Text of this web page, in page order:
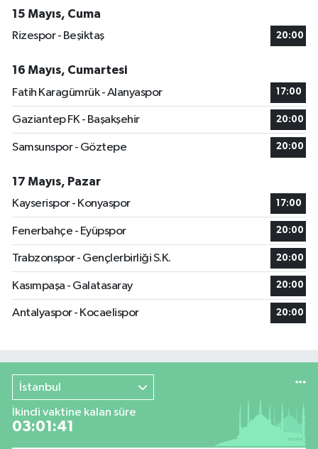
15 Mayıs, Cuma
Rizespor - Beşiktaş
20:00
16 Mayıs, Cumartesi
Fatih Karagümrük - Alanyaspor
17:00
Gaziantep FK - Başakşehir 20:00
Samsunspor - Göztepe 20:00
17 Mayıs, Pazar
Kayserispor - Konyaspor
17:00
Fenerbahçe - Eyüpspor 20:00
Trabzonspor - Gençlerbirliği S.K. 20:00
Kasımpaşa - Galatasaray 20:00
Antalyaspor - Kocaelispor 20:00
İstanbul
İkindi vaktine kalan süre
03:01:40